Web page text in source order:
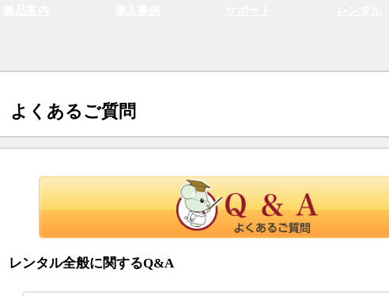
よくあるご質問
レンタル全般に関するQ&A